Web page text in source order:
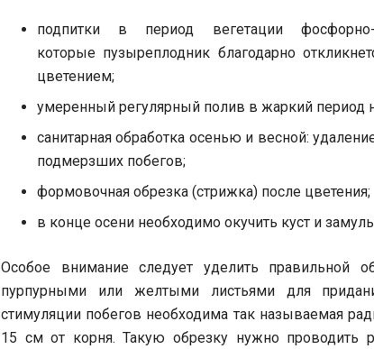
подпитки в период вегетации
которые пузыреплодник благодарно
цветением;
умеренный регулярный полив в жаркий период
санитарная обработка осенью и весной:
подмерзших побегов;
формовочная обрезка (стрижка) после цветения;
в конце осени необходимо окучить куст и
Особое внимание следует уделить правильной
пурпурными или желтыми листьями для
стимуляции побегов необходима так называемая
15 см от корня. Такую обрезку нужно проводить